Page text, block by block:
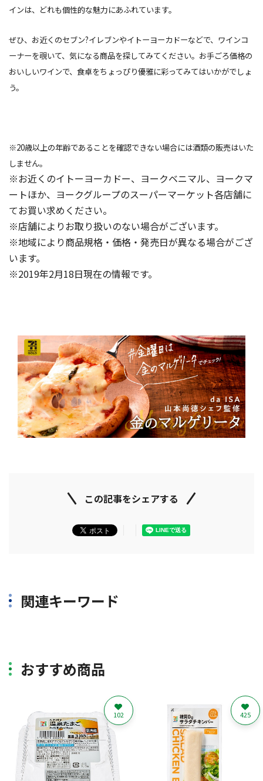
インは、どれも個性的な魅力にあふれています。
ぜひ、お近くのセブン?イレブンやイトーヨーカドーなどで、ワインコ
ーナーを覗いて、気になる商品を探してみてください。お手ごろ価格の
おいしいワインで、食卓をちょっぴり優雅に彩ってみてはいかがでしょ
う。
※20歳以上の年齢であることを確認できない場合には酒類の販売はいた
しません。
※お近くのイトーヨーカドー、ヨークベニマル、ヨークマ
ートほか、ヨークグループのスーパーマーケット各店舗に
てお買い求めください。
※店舗によりお取り扱いのない場合がございます。
※地域により商品規格・価格・発売日が異なる場合がござ
います。
※2019年2月18日現在の情報です。
この記事をシェアする
関連キーワード
おすすめ商品
102 425